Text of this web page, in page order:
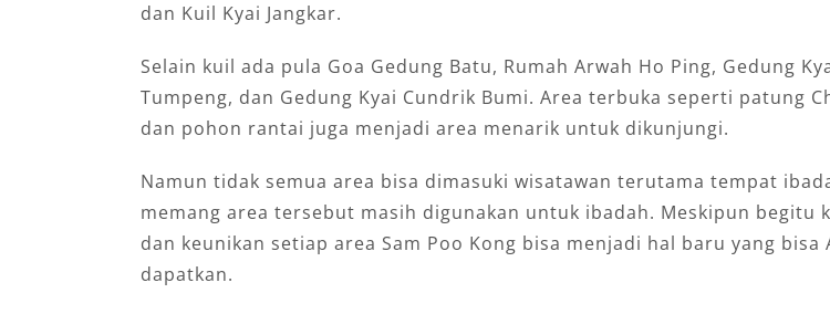
dan Kuil Kyai Jangkar.
Selain kuil ada pula Goa Gedung Batu, Rumah Arwah Ho Ping, Gedung
Tumpeng, dan Gedung Kyai Cundrik Bumi. Area terbuka seperti patung
dan pohon rantai juga menjadi area menarik untuk dikunjungi.
Namun tidak semua area bisa dimasuki wisatawan terutama tempat
memang area tersebut masih digunakan untuk ibadah. Meskipun begitu
dan keunikan setiap area Sam Poo Kong bisa menjadi hal baru yang bisa
dapatkan.